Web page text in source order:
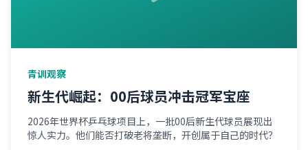
青训观察
新生代崛起：00后球员冲击冠军宝座
2026年世界杯乒乓球项目上，一批00后新生代球员展现出
惊人实力。他们能否打破老将垄断，开创属于自己的时代？